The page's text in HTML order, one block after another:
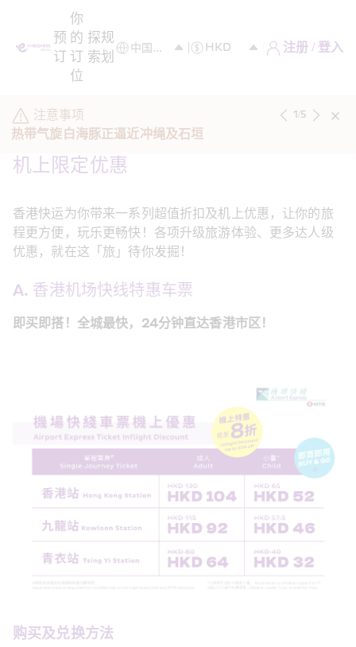
预
订
你
的
订
位
探
索
规
划
注册 / 登入
注意事项
热带气旋白海豚正逼近冲绳及石垣
1/5
机上限定优惠
香港快运为你带来一系列超值折扣及机上优惠，让你的旅
程更方便，玩乐更畅快！各项升级旅游体验、更多达人级
优惠，就在这「旅」待你发掘！
A. 香港机场快线特惠车票
即买即搭！全城最快， 24分钟直达香港市区！
购买及兑换方法